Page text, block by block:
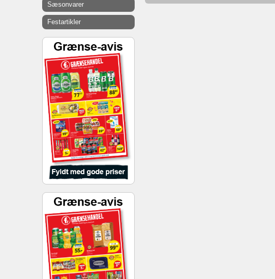
Sæsonvarer
Festartikler